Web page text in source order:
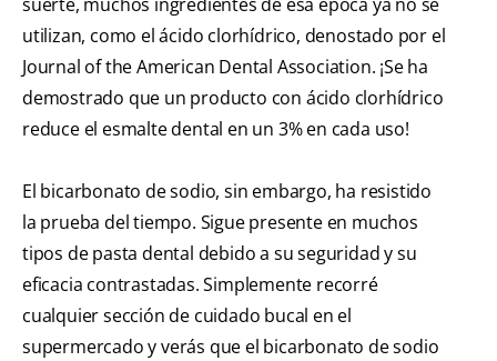
utilizan, como el ácido clorhídrico, denostado por el
Journal of the American Dental Association. ¡Se ha
demostrado que un producto con ácido clorhídrico
reduce el esmalte dental en un 3% en cada uso!
El bicarbonato de sodio, sin embargo, ha resistido
la prueba del tiempo. Sigue presente en muchos
tipos de pasta dental debido a su seguridad y su
eficacia contrastadas. Simplemente recorré
cualquier sección de cuidado bucal en el
supermercado y verás que el bicarbonato de sodio